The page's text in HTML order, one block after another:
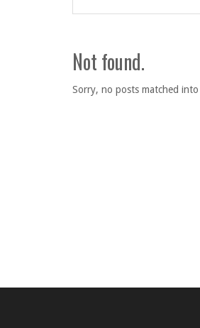
Not found.
Sorry, no posts matched into